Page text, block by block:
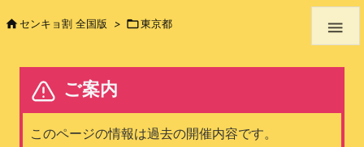

センキョ割 全国版 > 東京都